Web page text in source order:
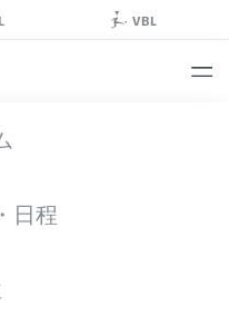
VBL
日程